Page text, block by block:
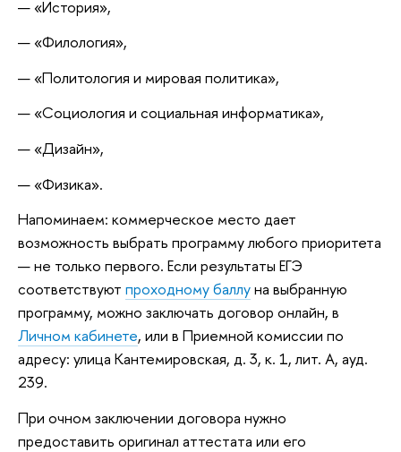
— «История»,
— «Филология»,
— «Политология и мировая политика»,
— «Социология и социальная информатика»,
— «Дизайн»,
— «Физика».
Напоминаем: коммерческое место дает
возможность выбрать программу любого приоритета
— не только первого. Если результаты ЕГЭ
соответствуют проходному баллуна выбранную
программу, можно заключать договор онлайн, в
Личном кабинете, или в Приемной комиссии по
адресу: улица Кантемировская, д. 3, к. 1, лит. А, ауд.
239.
При очном заключении договора нужно
предоставить оригинал аттестата или его